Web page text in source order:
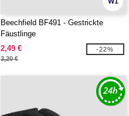
Beechfield BF491 - Gestrickte
Fäustlinge
2,49 €
3,20 €
-22%